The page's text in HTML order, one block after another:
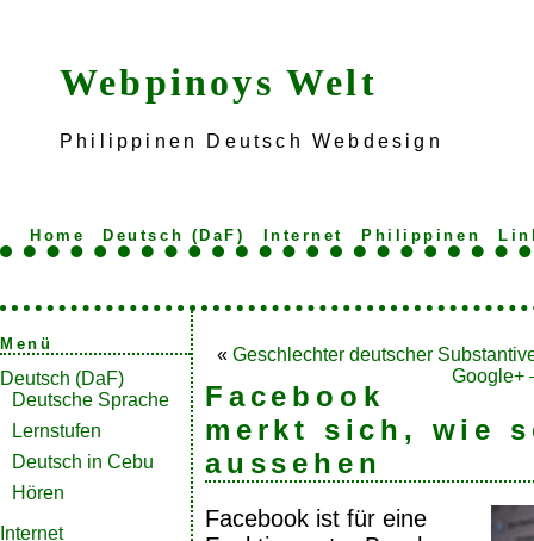
Webpinoys Welt
Philippinen Deutsch Webdesign
Home Deutsch (DaF) Internet Philippinen
Menü
Deutsch (DaF)
Deutsche Sprache
Lernstufen
Deutsch in Cebu
Hören
Internet
« Geschlechter deutscher
Google+
Facebook
merkt sich, wie
aussehen
Facebook ist für eine